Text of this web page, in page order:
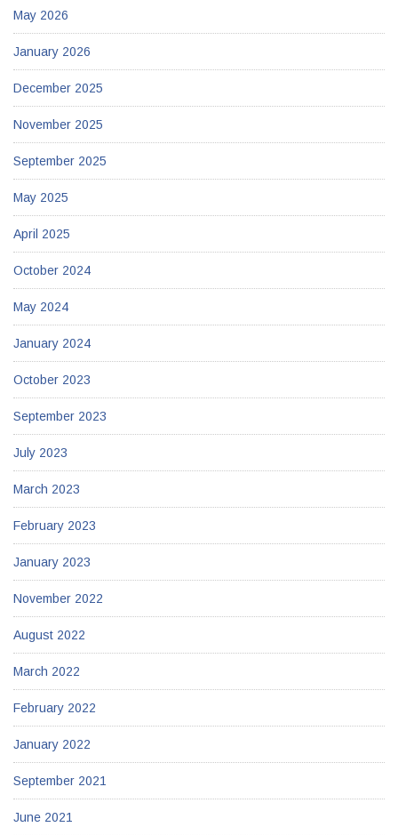
May 2026
January 2026
December 2025
November 2025
September 2025
May 2025
April 2025
October 2024
May 2024
January 2024
October 2023
September 2023
July 2023
March 2023
February 2023
January 2023
November 2022
August 2022
March 2022
February 2022
January 2022
September 2021
June 2021